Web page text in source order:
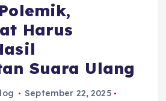
Harus
Suara Ulang
September 22, 2025